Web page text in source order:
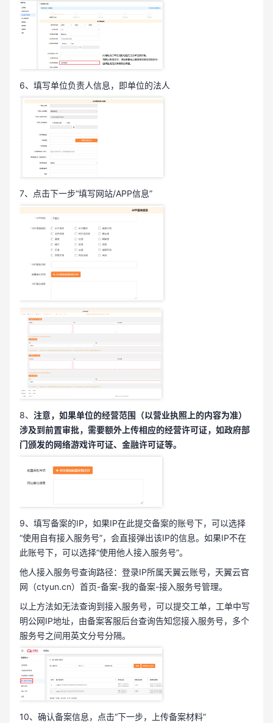
6、填写单位负责人信息，即单位的法人
7、点击下一步“填写网站/APP信息”
8、 注意，如果单位的经营范围（以营业执照上的内容为准）
涉及到前置审批，需要额外上传相应的经营许可证，如政府部
门颁发的网络游戏许可证、金融许可证等。
9、填写备案的IP，如果IP在此提交备案的账号下，可以选择
“使用自有接入服务号”，会直接弹出该IP的信息。如果IP不在
此账号下，可以选择“使用他人接入服务号”。
他人接入服务号查询路径：登录IP所属天翼云账号，天翼云官
网（ctyun.cn）首页-备案-我的备案-接入服务号管理。
以上方法如无法查询到接入服务号，可以提交工单，工单中写
明公网IP地址，由备案客服后台查询告知您接入服务号，多个
服务号之间用英文分号分隔。
10、确认备案信息，点击“下一步，上传备案材料”